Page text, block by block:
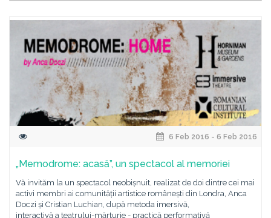
6 Feb 2016 - 6 Feb 2016
„Memodrome: acasă”, un spectacol al memoriei
Vă invităm la un spectacol neobișnuit, realizat de doi dintre cei mai
activi membri ai comunității artistice românești din Londra, Anca
Doczi și Cristian Luchian, după metoda imersivă,
interactivă a teatrului-mărturie - practică performativă